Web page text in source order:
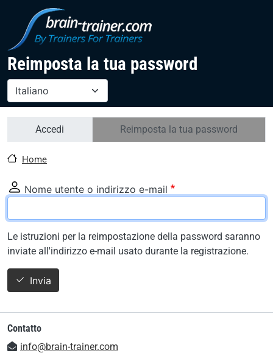
Salta al contenuto principale
Reimposta la tua password
Schede primarie
Accedi Reimposta la tua password
Home
Nome utente o indirizzo e-mail
Le istruzioni per la reimpostazione della password saranno
inviate all'indirizzo e-mail usato durante la registrazione.
Invia
Contatto
info@brain-trainer.com